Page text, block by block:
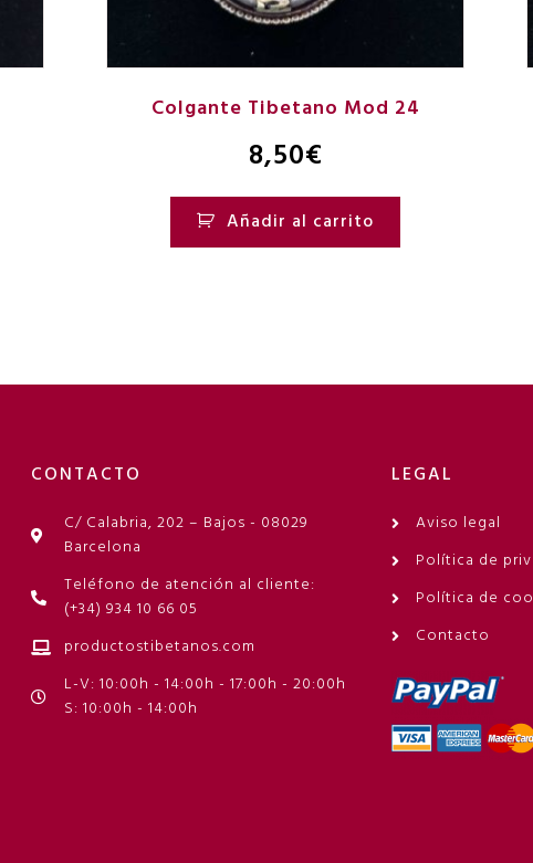
Colgante Tibetano Mod 24
8,50€
Añadir al carrito
CONTACTO
C/ Calabria, 202 – Bajos - 08029
Barcelona
Teléfono de atención al cliente:
(+34) 934 10 66 05
productostibetanos.com
L-V: 10:00h - 14:00h - 17:00h - 20:00h
S: 10:00h - 14:00h
LEGAL
Aviso legal
Política de
Política de
Contacto